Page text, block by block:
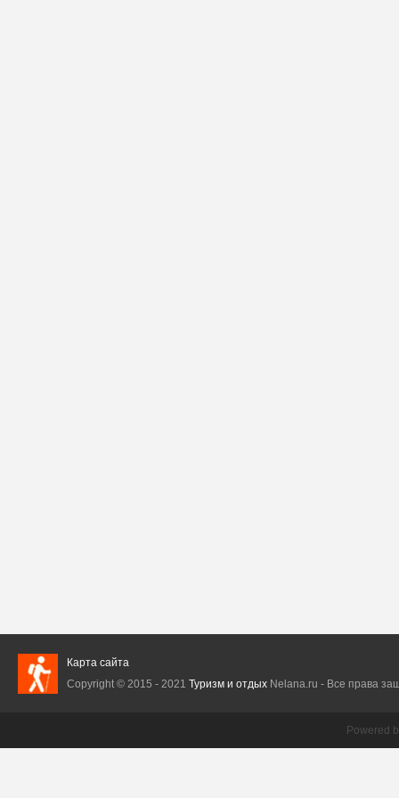
Карта сайта
Copyright © 2015 - 2021 Туризм и отдыхNelana.ru - Все права
Powered